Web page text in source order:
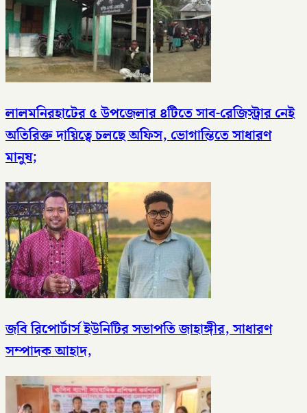
লালমনিরহাটের ৫ উপজেলার ৪টিতে সাব-রেজিস্ট্রার নেই
অতিরিক্ত দায়িত্বে চলছে অফিস, ভোগান্তিতে সাধারণ
মানুষ;
জবি রিপোর্টার্স ইউনিটির সভাপতি জাহাঙ্গীর, সাধারণ
সম্পাদক আহাদ,